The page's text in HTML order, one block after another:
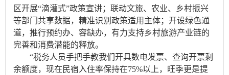
区开展“滴灌式”政策宣讲；联动文旅、农业、乡村振兴
等部门共享数据，精准识别政策适用主体；开设绿色通
道，推行预约办、容缺办，有力支持乡村旅游产业链的
完善和消费潜能的释放。
“税务人员手把手教我们开具数电发票、查询开票剩
余额度，现在民宿入住率保持在75%以上，旺季更是提